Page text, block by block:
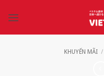
qua
KHUYẾN MÃI /